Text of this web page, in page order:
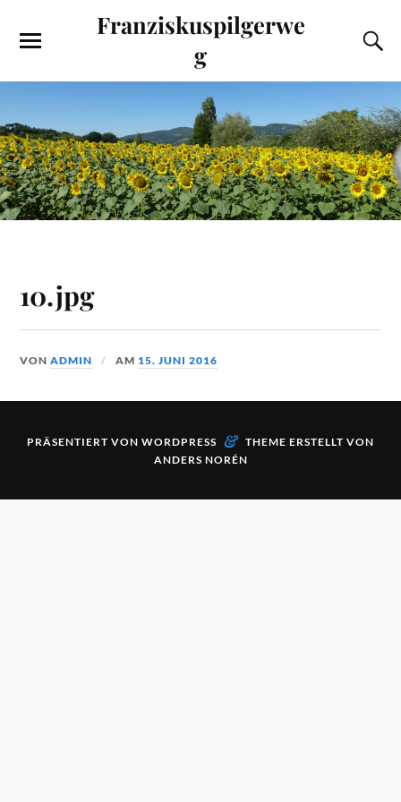
Franziskuspilgerwe
g
10.jpg
VONADMIN AM 15. JUNI 2016
PRÄSENTIERT VON WORDPRESS & THEME ERSTELLT VON
ANDERS NORÉN